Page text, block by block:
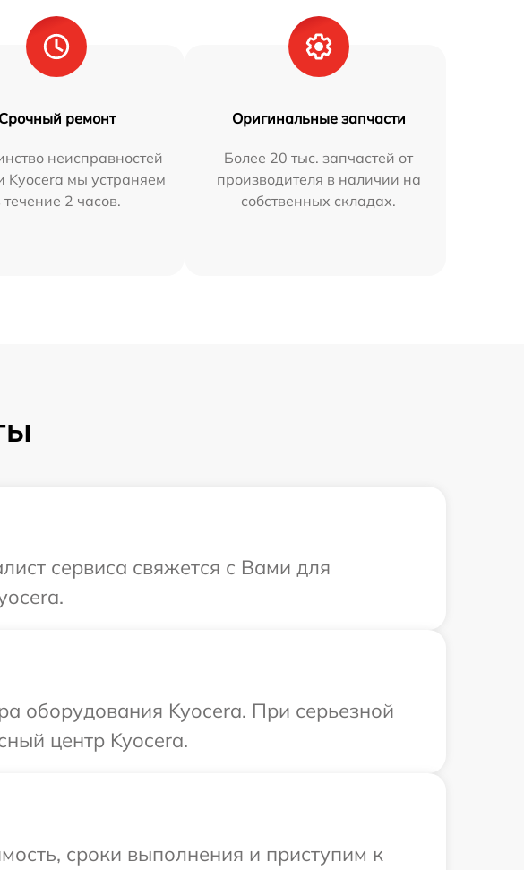
Срочный ремонт
неисправностей
Kyocera мы устраняем
течение 2 часов.
Оригинальные запчасти
Более 20 тыс. запчастей от
производителя в наличии на
собственных складах.
сервиса свяжется с Вами для
оборудования Kyocera. При серьезной
центр Kyocera.
сроки выполнения и приступим к